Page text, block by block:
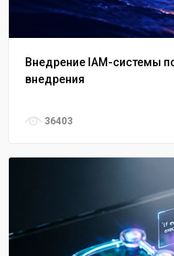
Внедрение IAM-системы
внедрения
36403